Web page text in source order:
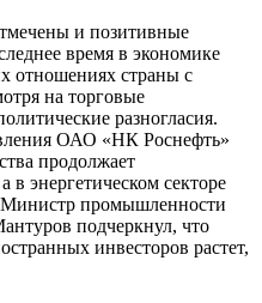
и позитивные
время в экономике
отношениях страны с
на торговые
разногласия.
ОАО «НК Роснефть»
продолжает
в энергетическом секторе
Министр промышленности
подчеркнул, что
инвесторов растет,